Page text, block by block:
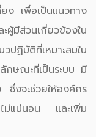
ง เพื่อเป็นแนวทาง
มีส่วนเกี่ยวข้องใน
ปฏิบัติที่เหมาะสมใน
ลักษณะที่เป็นระบบ มี
ซึ่งจะช่วยให้องค์กร
ม่แน่นอน และเพิ่ม